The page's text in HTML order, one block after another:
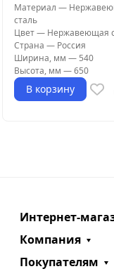
Материал —
сталь
Цвет— Нержавеющая
Страна — Россия
Ширина, мм — 540
Высота, мм —650
В корзину
Интернет-
Компания
Покупателям